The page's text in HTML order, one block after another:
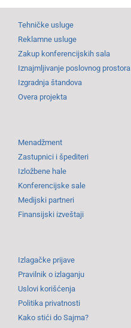
Tehničke usluge
Reklamne usluge
Zakup konferencijskih sala
Iznajmljivanje poslovnog prostora
Izgradnja štandova
Overa projekta
Menadžment
Zastupnici i špediteri
Izložbene hale
Konferencijske sale
Medijski partneri
Finansijski izveštaji
Izlagačke prijave
Pravilnik o izlaganju
Uslovi korišćenja
Politika privatnosti
Kako stići do Sajma?